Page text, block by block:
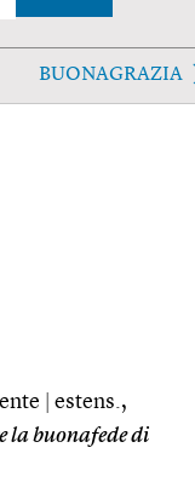
BUONAGRAZIA
estens.,
la buonafede di